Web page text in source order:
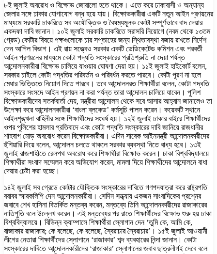
৮ই জুলাই অবরোধ ও বিক্ষোভ জোরালো হতে থাকে। এতে করে ঢাকাবাসী ও অন্যান্য
জেলার সঙ্গে ঢাকার যোগাযোগ বন্ধ হয়ে যায়। বিক্ষোভকারীরা একটি নতুন আইন প্রণয়নের
মাধ্যমে সরকারি চাকরিতে সব অযৌক্তিক ও বৈষম্যমূলক কোটা সম্পূর্ণভাবে বাদ দেয়ার
একদফা দাবি জানান। ১০ই জুলাই সরকারি চাকরিতে সরাসরি নিয়োগে (নবম থেকে ১৩তম
গ্রেড) কোটার বিষয়ে পক্ষগুলোকে চার সপ্তাহের জন্য স্থিতাবস্থা বজায় রাখতে নির্দেশ
দেন আপিল বিভাগ। এই রায় সত্ত্বেও সরকার একটি ডেডিকেটেড কমিশন এবং পরবর্তী
আইন প্রণয়নের মাধ্যমে কোটা পদ্ধতি সংস্কারের প্রতিশ্রুতি না দেয়া পর্যন্ত
আন্দোলনকারীরা বিক্ষোভ চালিয়ে যাওয়ার ঘোষণা দেয়া হয়। ১১ই জুলাই হাইকোর্ট বলেন,
সরকার চাইলে কোটা পদ্ধতির পরিবর্তন ও পরিবর্ধন করতে পারবে। কোটা পূরণ না হলে
মেধার ভিত্তিতে নিয়োগ দিতে পারবে। তবে আন্দোলনরত শিক্ষার্থীরা বলেন, কোটা পদ্ধতি
সংস্কারে সংসদে আইন প্রণয়ন না করা পর্যন্ত তারা আন্দোলন চালিয়ে যাবেন। পুলিশ
বিক্ষোভকারীদের সতর্কবার্তা দেয়, মন্ত্রীরা আন্দোলন থেকে সরে আসার আহ্বান জানালেও তা
উপেক্ষা করে আন্দোলনকারীরা ‘বাংলা ব্লকেড’ কর্মসূচি পালন করেন। কয়েকটি স্থানে
আইনশৃঙ্খলা বাহিনীর সঙ্গে শিক্ষার্থীদের সংঘর্ষ হয়। ১২ই জুলাই ঢাকার বাইরে শিক্ষার্থীদের
ওপর পুলিশের হামলার প্রতিবাদে এবং কোটা পদ্ধতি সংস্কারের দাবি জানিয়ে রাজধানীর
শাহবাগ মোড় অবরোধ করেন বিক্ষোভকারীরা। এদিন সাবেক আইনমন্ত্রী আন্দোলনকারীদের
হুঁশিয়ারি দিয়ে বলেন, আন্দোলন চলতে থাকলে সরকার ব্যবস্থা নিতে বাধ্য হবে। ১৩ই
জুলাই রাজশাহীতে রেলপথ অবরোধ করে শিক্ষার্থীরা বিক্ষোভ করেন। ঢাকা বিশ্ববিদ্যালয়ে
শিক্ষার্থীরা সংবাদ সম্মেলন করে অভিযোগ করেন, মামলা দিয়ে শিক্ষার্থীদের আন্দোলনে বাধা
দেয়ার চেষ্টা করা হচ্ছে।
১৪ই জুলাই সব গ্রেডে কোটার যৌক্তিক সংস্কারের দাবিতে গণপদযাত্রা করে রাষ্ট্রপতি
বরাবর স্মারকলিপি দেন আন্দোলনকারীরা। সেদিন সন্ধ্যায় একজন সাংবাদিকের প্রশ্নের
জবাবে শেখ হাসিনা বিতর্কিত মন্তব্য করেন, মন্তব্যে তিনি আন্দোলনকারীদের রাজাকারের
নাতিপুতি বলে উল্লেখ করেন। এই মন্তব্যের পর রাতে শিক্ষার্থীদের বিক্ষোভ শুরু হয় ঢাকা
বিশ্ববিদ্যালয়ে। বিভিন্ন ক্যাম্পাসে শিক্ষার্থীরা স্লোগান দেন ‘তুমি কে, আমি কে,
রাজাকার রাজাকার; কে বলেছে, কে বলেছে, স্বৈরাচার স্বৈরাচার’। ১৫ই জুলাই আওয়ামী
লীগের নেতারা শিক্ষার্থীদের স্লোগানে ‘রাজাকার’ শব্দ ব্যবহারের নিন্দা জানান। কোটা
সংস্কারের দাবিতে আন্দোলনকারীদের ‘রাজাকার’ স্লোগানের জবাব ছাত্রলীগই দেবে বলে